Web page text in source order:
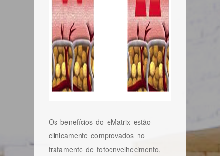
Os benefícios do eMatrix estão
clinicamente comprovados no
tratamento de fotoenvelhecimento,